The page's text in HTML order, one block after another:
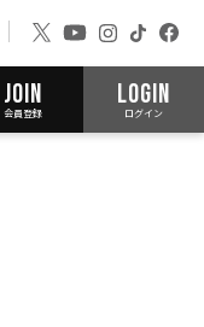
JOIN
会員登録
LOGIN
ログイン